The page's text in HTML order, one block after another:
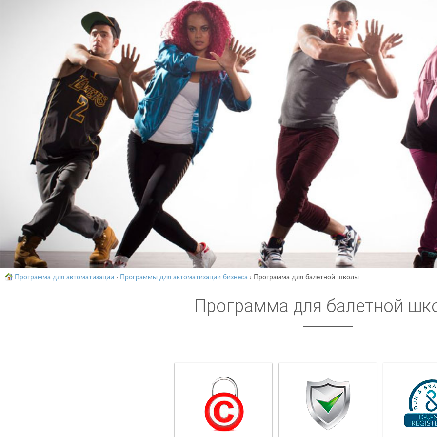
Программа для автоматизации › Программы для автоматизации бизнеса › Программа для балетной школы
Программа для балетной